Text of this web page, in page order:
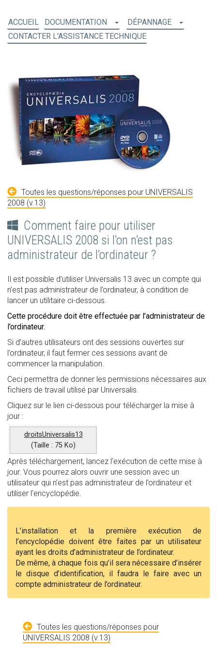
ACCUEIL DOCUMENTATION
DÉPANNAGE
CONTACTER L'ASSISTANCE TECHNIQUE
Toutes les questions/réponses pour UNIVERSALIS
2008 (v.13)
Comment faire pour utiliser
UNIVERSALIS 2008 si l’on n’est pas
administrateur de l’ordinateur ?
Il est possible d’utiliser Universalis 13 avec un compte qui
n’est pas administrateur de l’ordinateur, à condition de
lancer un utilitaire ci-dessous.
Cette procédure doit être effectuée par l’administrateur de
l’ordinateur.
Si d’autres utilisateurs ont des sessions ouvertes sur
l’ordinateur, il faut fermer ces sessions avant de
commencer la manipulation.
Ceci permettra de donner les permissions nécessaires aux
fichiers de travail utilisé par Universalis.
Cliquez sur le lien ci-dessous pour télécharger la mise à
jour :
droitsUniversalis13
(Taille : 75 Ko)
Après téléchargement, lancez l’exécution de cette mise à
jour. Vous pourrez alors ouvrir une session avec un
utilisateur qui n’est pas administrateur de l’ordinateur et
utiliser l’encyclopédie.
L’installation et la première exécution de
l’encyclopédie doivent être faites par un utilisateur
ayant les droits d’administrateur de l’ordinateur.
De même, à chaque fois qu’il sera nécessaire d’insérer
le disque d’identification, il faudra le faire avec un
compte administrateur de l’ordinateur.
Toutes les questions/réponses pour
UNIVERSALIS 2008 (v.13)